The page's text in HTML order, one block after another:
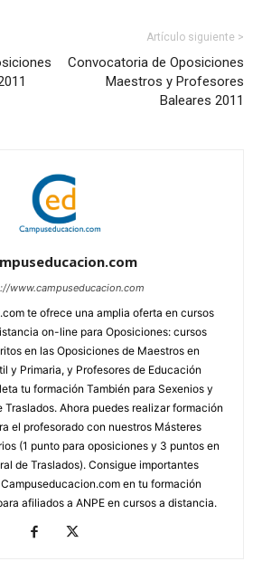
Artículo siguiente >
Convocatoria de Oposiciones
Maestros y Profesores
Baleares 2011
www.campuseducacion.com
te ofrece una amplia oferta en cursos
on-line para Oposiciones: cursos
en las Oposiciones de Maestros en
y Primaria, y Profesores de Educación
tu formación También para Sexenios y
Traslados. Ahora puedes realizar formación
el profesorado con nuestros Másteres
(1 punto para oposiciones y 3 puntos en
de Traslados). Consigue importantes
en tu formación
afiliados a ANPE en cursos a distancia.